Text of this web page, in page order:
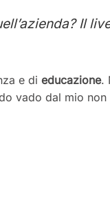
Il
e di educazione.
vado dal mio